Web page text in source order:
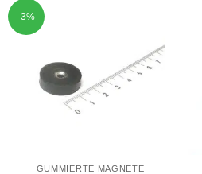
-3%
GUMMIERTE MAGNETE